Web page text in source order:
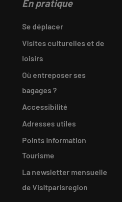
En pratique
Se déplacer
Visites culturelles et de
loisirs
Où entreposer ses
bagages ?
Accessibilité
Adresses utiles
Points Information
Tourisme
La newsletter mensuelle
de Visitparisregion